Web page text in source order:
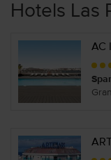
Hotels Las
AC